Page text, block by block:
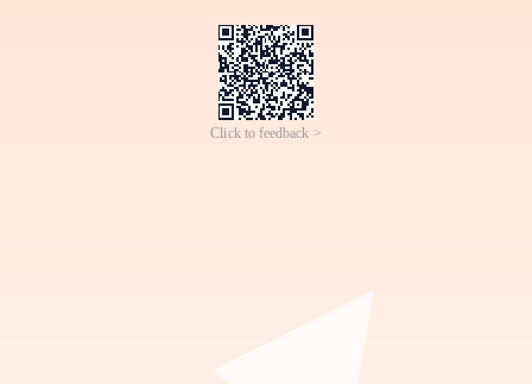
0压慢回弹五星级酒店记忆
棉床垫A类母婴软垫家用
文创毛绒玩具定制地标建
筑美食文旅周边工厂直供